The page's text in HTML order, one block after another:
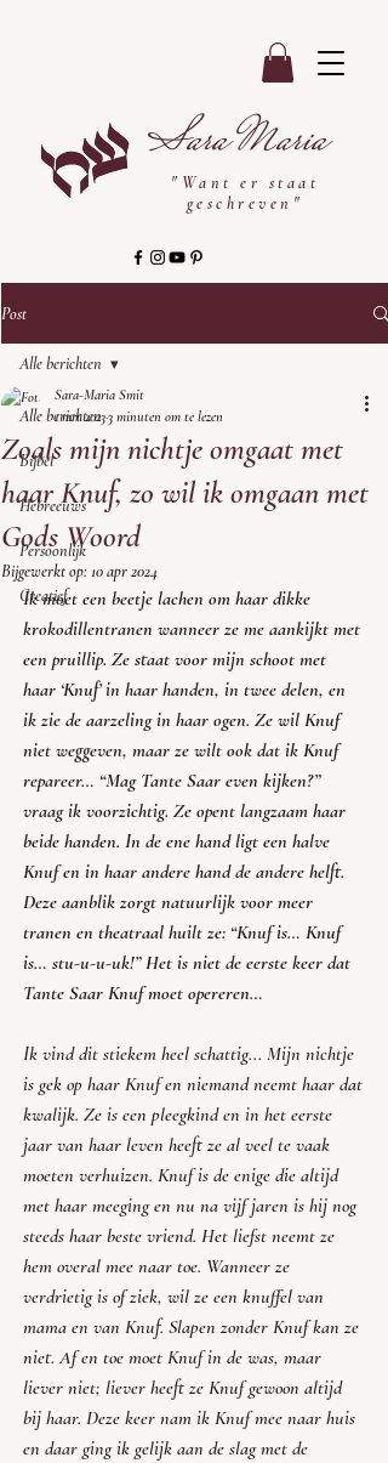
Sara Maria
"Want er staat
geschreven"
Post
Alle berichten
Bijbel
Hebreeuws
Persoonlijk
Creatief
Alle berichten
Zoals mijn nichtje omgaat met
haar Knuf, zo wil ik omgaan met
Gods Woord
Sara-Maria Smit
1 mrt 20233 minuten om te lezen
Bijgewerkt op:10 apr 2024
Ik moet een beetje lachen om haar dikke
krokodillentranen wanneer ze me aankijkt met
een pruillip. Ze staat voor mijn schoot met
haar ‘Knuf’ in haar handen, in twee delen, en
ik zie de aarzeling in haar ogen. Ze wil Knuf
niet weggeven, maar ze wilt ook dat ik Knuf
repareer… “Mag Tante Saar even kijken?”
vraag ik voorzichtig. Ze opent langzaam haar
beide handen. In de ene hand ligt een halve
Knuf en in haar andere hand de andere helft.
Deze aanblik zorgt natuurlijk voor meer
tranen en theatraal huilt ze: “Knuf is… Knuf
is… stu-u-u-uk!” Het is niet de eerste keer dat
Tante Saar Knuf moet opereren…
Ik vind dit stiekem heel schattig... Mijn nichtje
is gek op haar Knuf en niemand neemt haar dat
kwalijk. Ze is een pleegkind en in het eerste
jaar van haar leven heeft ze al veel te vaak
moeten verhuizen. Knuf is de enige die altijd
met haar meeging en nu na vijf jaren is hij nog
steeds haar beste vriend. Het liefst neemt ze
hem overal mee naar toe. Wanneer ze
verdrietig is of ziek, wil ze een knuffel van
mama en van Knuf. Slapen zonder Knuf kan ze
niet. Af en toe moet Knuf in de was, maar
liever niet; liever heeft ze Knuf gewoon altijd
bij haar. Deze keer nam ik Knuf mee naar huis
en daar ging ik gelijk aan de slag met de